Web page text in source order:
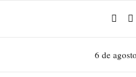
6 de